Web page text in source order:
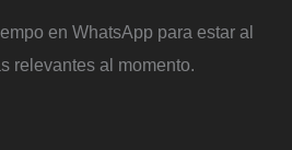
en WhatsApp para estar al
relevantes al momento.